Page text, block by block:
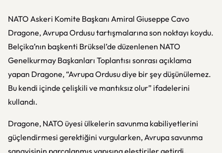
NATO Askeri Komite Başkanı Amiral Giuseppe Cavo
Dragone, Avrupa Ordusu tartışmalarına son noktayı koydu.
Belçika’nın başkenti Brüksel’de düzenlenen NATO
Genelkurmay Başkanları Toplantısı sonrası açıklama
yapan Dragone, “Avrupa Ordusu diye bir şey düşünülemez.
Bu kendi içinde çelişkili ve mantıksız olur” ifadelerini
kullandı.
Dragone, NATO üyesi ülkelerin savunma kabiliyetlerini
güçlendirmesi gerektiğini vurgularken, Avrupa savunma
sanayisinin parçalanmış yapısına eleştiriler getirdi.